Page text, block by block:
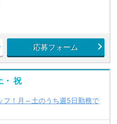
応募フォーム
・ 祝
フ！月～土のうち週5日勤務で